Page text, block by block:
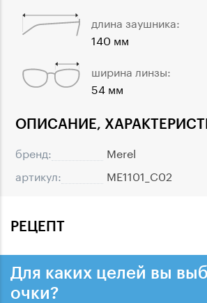
ОПИСАНИЕ,
бренд:
Merel
артикул:
ME1101_C02
длина заушника:
140 мм
ширина линзы:
54 мм
РЕЦЕПТ
Для каких целей вы
очки?